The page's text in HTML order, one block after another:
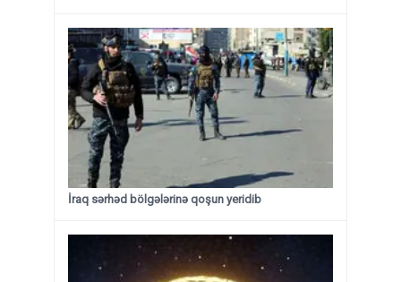
İraq sərhəd bölgələrinə qoşun yeridib